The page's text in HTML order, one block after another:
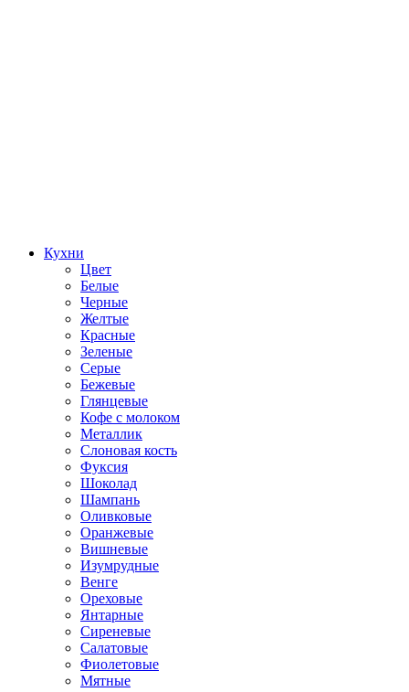
Кухни
Цвет
Белые
Черные
Желтые
Красные
Зеленые
Серые
Бежевые
Глянцевые
Кофе с молоком
Металлик
Слоновая кость
Фуксия
Шоколад
Шампань
Оливковые
Оранжевые
Вишневые
Изумрудные
Венге
Ореховые
Янтарные
Сиреневые
Салатовые
Фиолетовые
Мятные